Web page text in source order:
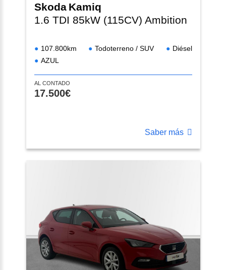
Skoda Kamiq
1.6 TDI 85kW (115CV) Ambition
107.800km Todoterreno / SUV
Diésel
AZUL
AL CONTADO
17.500€
Saber más